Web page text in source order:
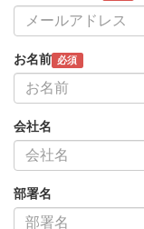
お名前 必須
会社名
部署名